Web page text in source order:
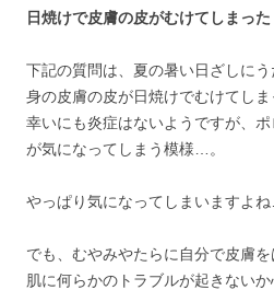
日焼けで皮膚の皮がむけてしまっ
下記の質問は、夏の暑い日ざしに
身の皮膚の皮が日焼けでむけてしま
幸いにも炎症はないようですが、
が気になってしまう模様…。
やっぱり気になってしまいますよ
でも、むやみやたらに自分で皮膚
肌に何らかのトラブルが起きないか